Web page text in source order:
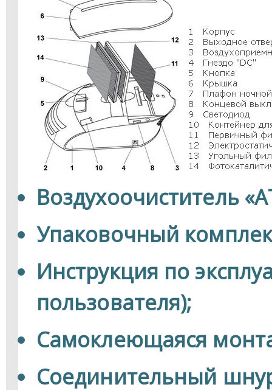
Воздухоочиститель
Упаковочный
Инструкция по
пользователя);
Самоклеющаяся
Соединительный